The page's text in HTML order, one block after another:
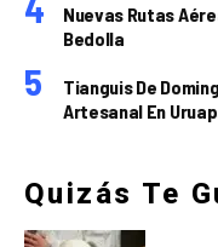
Nuevas Rutas
Bedolla
Tianguis De
Artesanal En
Quizás Te